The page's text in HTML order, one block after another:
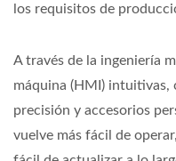
los requisitos de
A través de la ingeniería
máquina (HMI)
precisión y accesorios
vuelve más fácil de